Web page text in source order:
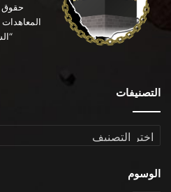
حقوق
التصنيفات
التصنيفات
الوسوم